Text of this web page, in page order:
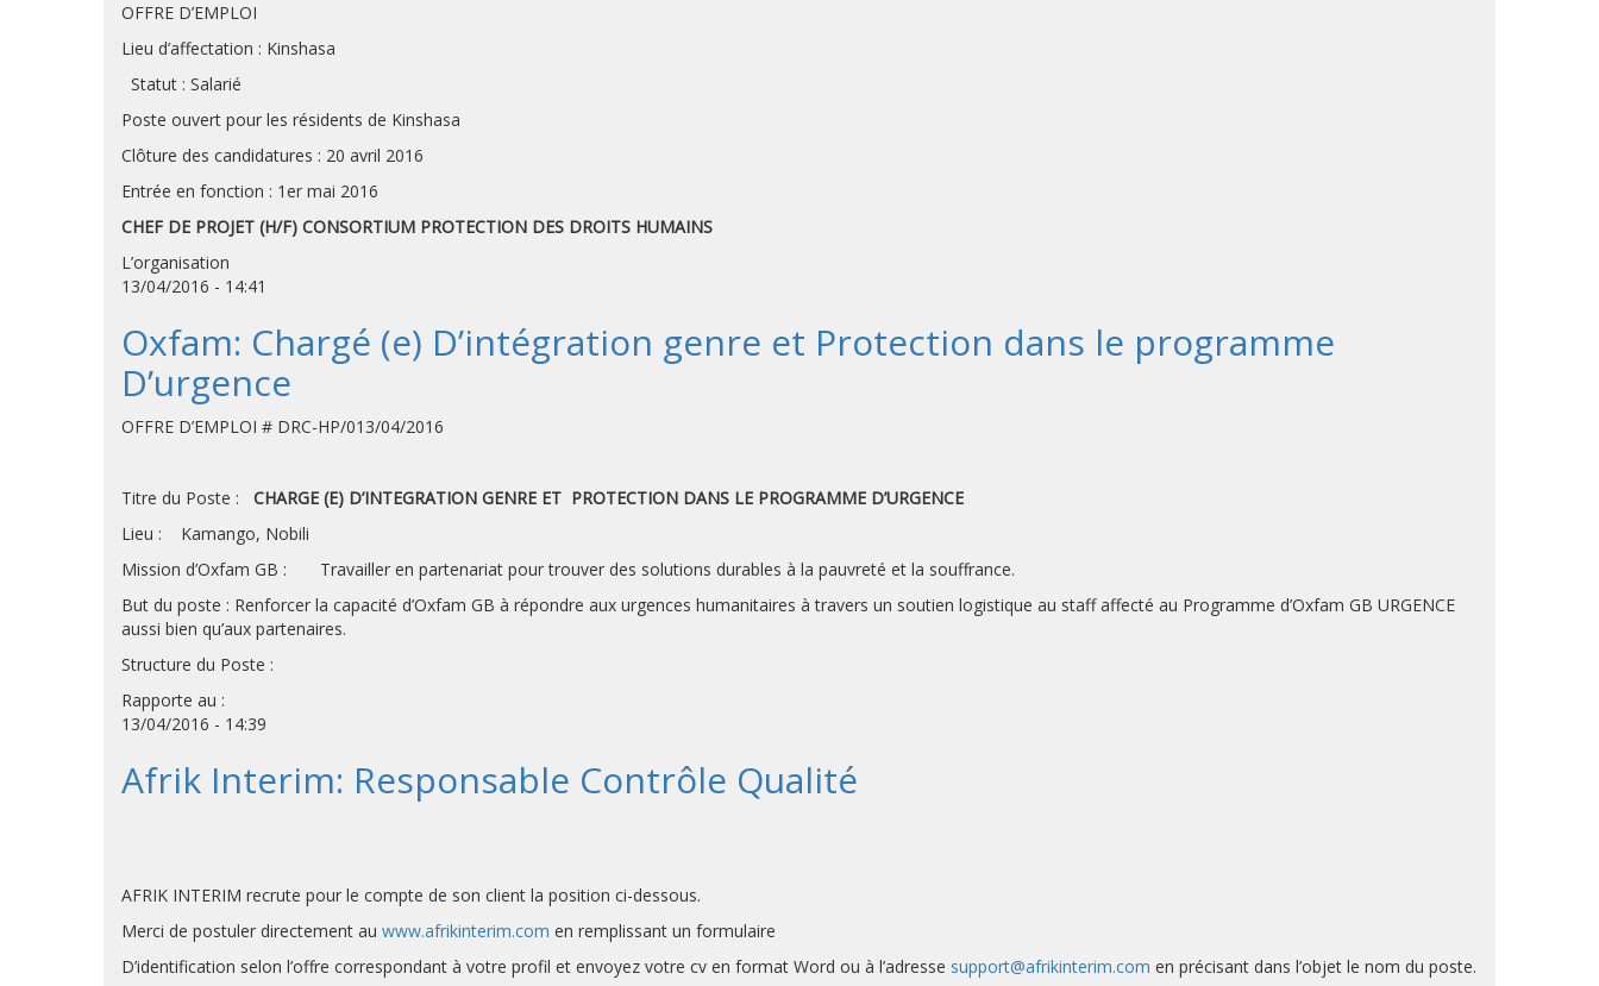
OFFRE D’EMPLOI
Lieu d’affectation : Kinshasa
Statut : Salarié
Poste ouvert pour les résidents de Kinshasa
Clôture des candidatures : 20 avril 2016
Entrée en fonction : 1er mai 2016
CHEF DE PROJET (H/F) CONSORTIUM PROTECTION DES DROITS HUMAINS
L’organisation
13/04/2016 - 14:41
Oxfam: Chargé (e) D’intégration genre et Protection dans le programme
D’urgence
OFFRE D’EMPLOI # DRC-HP/013/04/2016
Titre du Poste : CHARGE (E) D’INTEGRATION GENRE ET PROTECTION DANS LE PROGRAMME D’URGENCE
Lieu : Kamango, Nobili
Mission d’Oxfam GB : Travailler en partenariat pour trouver des solutions durables à la pauvreté et la souffrance.
But du poste : Renforcer la capacité d’Oxfam GB à répondre aux urgences humanitaires à travers un soutien logistique au staff affecté au Programme d’Oxfam GB URGENCE
aussi bien qu’aux partenaires.
Structure du Poste :
Rapporte au :
13/04/2016 - 14:39
Afrik Interim: Responsable Contrôle Qualité
AFRIK INTERIM recrute pour le compte de son client la position ci-dessous.
Merci de postuler directement au www.afrikinterim.com en remplissant un formulaire
D’identification selon l’offre correspondant à votre profil et envoyez votre cv en format Word ou à l’adresse support@afrikinterim.com en précisant dans l’objet le nom du poste.